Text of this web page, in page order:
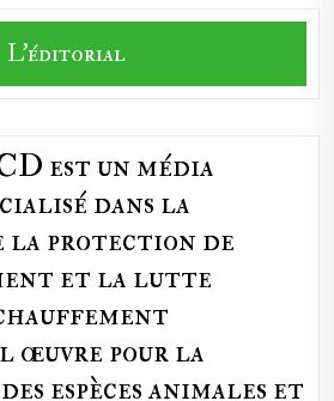
L'éditorial
est un média
dans la
la protection de
et la lutte
œuvre pour la
espèces animales et